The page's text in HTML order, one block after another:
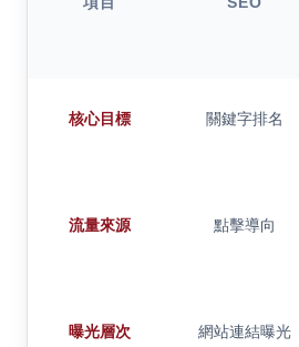
核心目標 關鍵字排名
流量來源 點擊導向
曝光層次 網站連結曝光